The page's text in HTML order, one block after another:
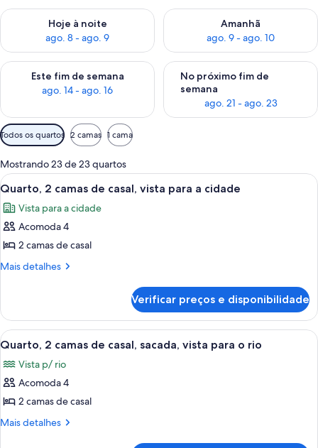
Hoje à noite
ago. 8 - ago. 9
Verifica a disponibilidade para esta noite, ago. 8 - ago. 9
Amanhã
ago. 9 - ago. 10
Verifica a disponibilidade
Este fim de semana
ago. 14 - ago. 16
Verifica a disponibilidade para este fim de semana, ago. 14 -
No próximo fim de
semana
ago. 21 - ago. 23
Verifica a disponibilidade
Filtros
disponíveis
para
os
quartos
Todos os quartos 2 camas 1 cama
Mostrando 23 de 23 quartos
Carrega
todas
as
fotos
de
Quarto,
de
casal,
vista
para
a
cidade
Quarto de hotel com duas camas,
7
Quarto, 2 camas de casal, vista para a cidade
Vista para a cidade
Acomoda 4
2 camas de casal
Mais detalhes
Mais
2
camas
de
vista
para
cidade
Verificar preços e disponibilidade
Carrega
todas
as
fotos
de
Quarto,
Quarto de hotel com duas camas,
7
Quarto, 2 camas de casal, sacada, vista para o rio
Vista p/ rio
Acomoda 4
2 camas de casal
Mais detalhes
Mais